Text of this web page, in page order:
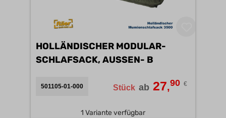
HOLLÄNDISCHER MODULAR-
SCHLAFSACK, AUSSEN- B
501105-01-000 Stück ab 27,90 €
1 Variante verfügbar